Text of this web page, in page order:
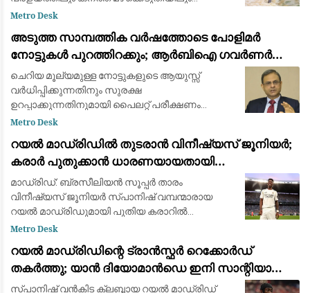
മരിച്ചവരുടെ എണ്ണം 95 ആയി ഉയർന്നു. 14
ആളുകളെയാണ് വെള്
Metro Desk
അടുത്ത സാമ്പത്തിക വർഷത്തോടെ പോളിമർ
നോട്ടുകൾ പുറത്തിറക്കും; ആർബിഐ ഗവർണർ
സഞ്ജയ് മൽഹോത്ര
ചെറിയ മൂല്യമുള്ള നോട്ടുകളുടെ ആയുസ്സ്
വർധിപ്പിക്കുന്നതിനും സുരക്ഷ
ഉറപ്പാക്കുന്നതിനുമായി പൈലറ്റ് പരീക്ഷണം
പുരോഗമിക്കുന്നു.
Metro Desk
റയൽ മാഡ്രിഡിൽ തുടരാൻ വിനീഷ്യസ് ജൂനിയർ;
കരാർ പുതുക്കാൻ ധാരണയായതായി
ഫാബ്രിസിയോ റൊമാനോയും ദ അത്‌ലറ്റിക്കും
മാഡ്രിഡ്: ബ്രസീലിയൻ സൂപ്പർ താരം
വിനീഷ്യസ് ജൂനിയർ സ്പാനിഷ് വമ്പന്മാരായ
റയൽ മാഡ്രിഡുമായി പുതിയ കരാറിൽ
ഒപ്പുവെക്കാൻ ഒരുങ്ങുന്നു. പ്രമുഖ ട്രാൻസ്ഫർ
റൊമാനോയും 'ദ അത്‌ലറ്റികു'മാണ
Metro Desk
റയൽ മാഡ്രിഡിന്റെ ട്രാൻസ്ഫർ റെക്കോർഡ്
തകർത്തു; യാൻ ദിയോമാൻഡെ ഇനി സാന്റിയാഗോ
ബെർണബ്യൂവിൽ
സ്പാനിഷ് വൻകിട ക്ലബ്ബായ റയൽ മാഡ്രിഡ്